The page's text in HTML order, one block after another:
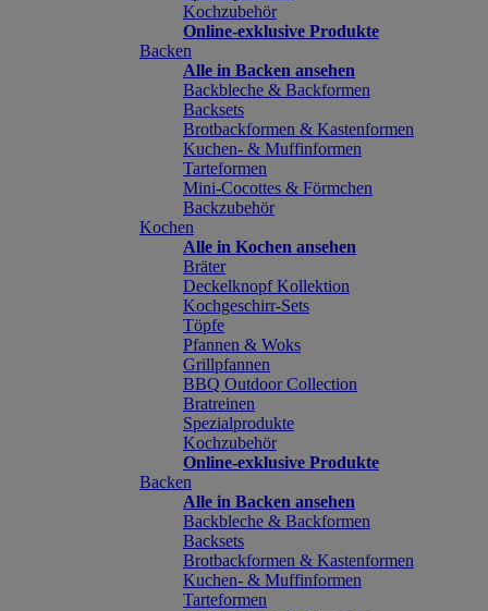
Kochzubehör
Online-exklusive Produkte
Backen
Alle in Backen ansehen
Backbleche & Backformen
Backsets
Brotbackformen & Kastenformen
Kuchen- & Muffinformen
Tarteformen
Mini-Cocottes & Förmchen
Backzubehör
Kochen
Alle in Kochen ansehen
Bräter
Deckelknopf Kollektion
Kochgeschirr-Sets
Töpfe
Pfannen & Woks
Grillpfannen
BBQ Outdoor Collection
Bratreinen
Spezialprodukte
Kochzubehör
Online-exklusive Produkte
Backen
Alle in Backen ansehen
Backbleche & Backformen
Backsets
Brotbackformen & Kastenformen
Kuchen- & Muffinformen
Tarteformen